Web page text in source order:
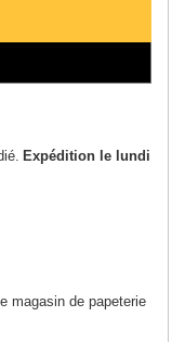
Expédition le lundi
magasin de papeterie